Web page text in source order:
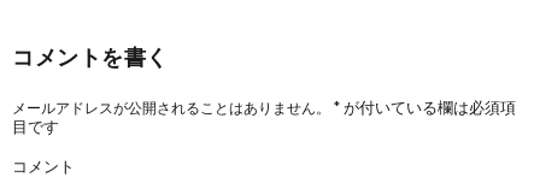
コメントを書く
メールアドレスが公開されることはありません。 *が付いている欄は必須項
目です
コメント